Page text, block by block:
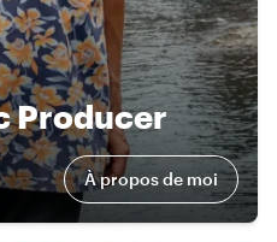
Producer
À propos de moi